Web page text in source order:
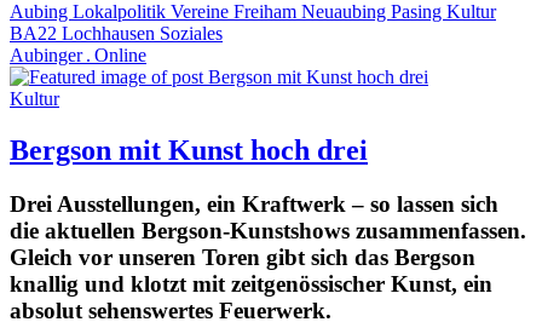
Aubing Lokalpolitik Vereine Freiham Neuaubing Pasing Kultur
BA22 Lochhausen Soziales
Aubinger . Online
Kultur
Bergson mit Kunst hoch drei
Drei Ausstellungen, ein Kraftwerk – so lassen sich
die aktuellen Bergson-Kunstshows zusammenfassen.
Gleich vor unseren Toren gibt sich das Bergson
knallig und klotzt mit zeitgenössischer Kunst, ein
absolut sehenswertes Feuerwerk.